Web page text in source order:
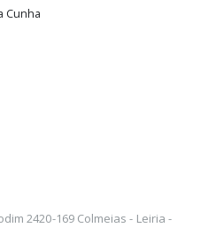
199.99€
Cunha
2420-169 Colmeias - Leiria -